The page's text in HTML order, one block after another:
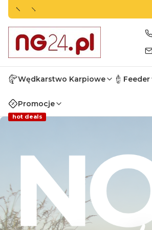
Wędkarstwo Karpiowe Feeder
Promocje
hot deals